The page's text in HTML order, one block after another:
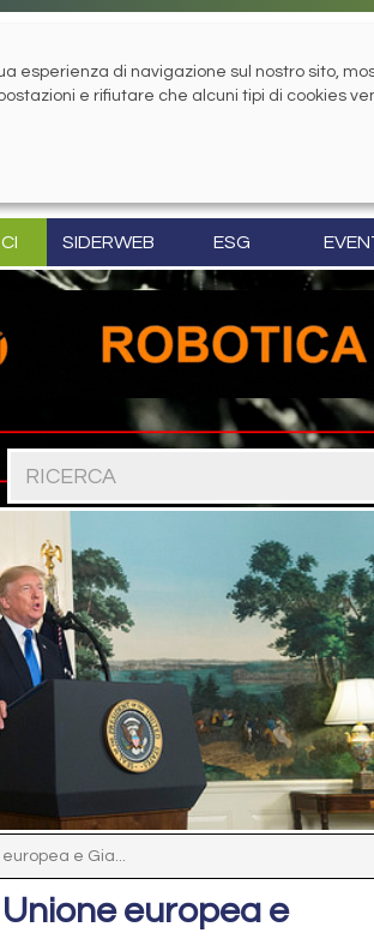
SIDERWEB ESG
e Gia...
europea e
esperienza di navigazione sul nostro sito,
e rifiutare che alcuni tipi di cookies